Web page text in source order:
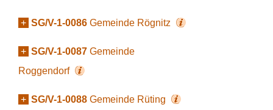
+ SG/V-1-0086 Gemeinde Rögnitz
+ SG/V-1-0087 Gemeinde
Roggendorf
+ SG/V-1-0088 Gemeinde Rüting